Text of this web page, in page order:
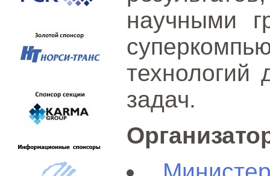
научными
технологий
задач.